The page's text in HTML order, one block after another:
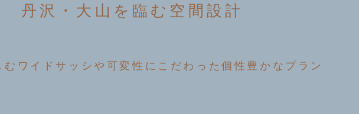
丹沢・大山を臨む空間設計
むワイドサッシや可変性にこだわった個性豊かなプラン